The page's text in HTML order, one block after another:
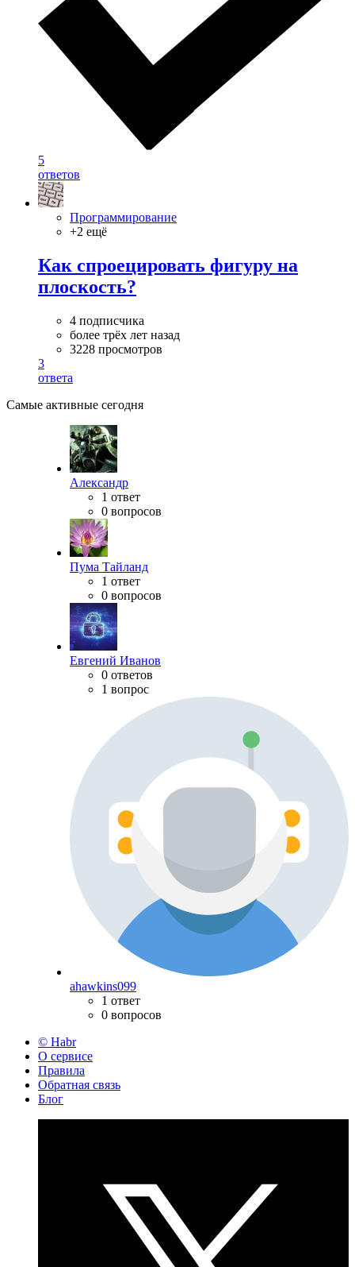
5
ответов
Программирование
+2 ещё
Как спроецировать фигуру на
плоскость?
4 подписчика
более трёх лет назад
3228 просмотров
3
ответа
Самые активные сегодня
Александр
1 ответ
0 вопросов
Пума Тайланд
1 ответ
0 вопросов
Евгений Иванов
0 ответов
1 вопрос
ahawkins099
1 ответ
0 вопросов
© Habr
О сервисе
Правила
Обратная связь
Блог